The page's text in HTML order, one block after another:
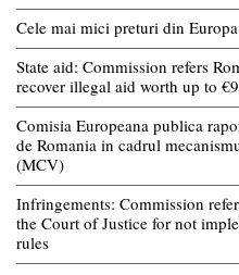
Cele mai mici preturi din
State aid: Commission refers
recover illegal aid worth up to
Comisia Europeana publica
de Romania in cadrul
(MCV)
Infringements: Commission
the Court of Justice for not
rules